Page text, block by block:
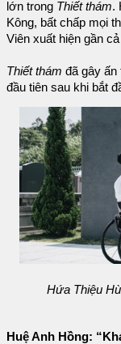
lớn trong Thiết thám.
Kông, bất chấp mọi
Viên xuất hiện gần
Thiết thám đã gây
đầu tiên sau khi bắt
Hứa Thiệu
Huệ Anh Hồng: